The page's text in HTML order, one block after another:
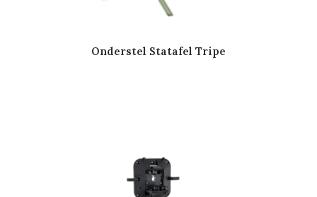
Onderstel Statafel Tripe